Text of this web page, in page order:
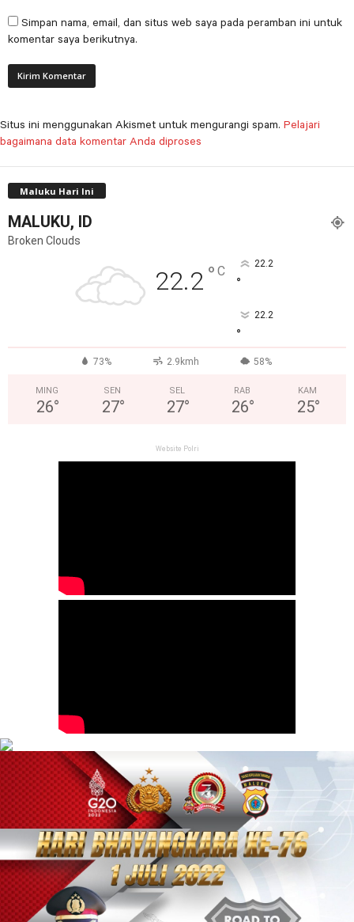
Simpan nama, email, dan situs web saya pada peramban ini untuk
komentar saya berikutnya.
Situs ini menggunakan Akismet untuk mengurangi spam. Pelajari
bagaimana data komentar Anda diproses
Maluku Hari Ini
MALUKU, ID
Broken Clouds
22.2 ° C 22.2
°
22.2
°
73% 2.9kmh 58%
MING
26°
SEN
27°
SEL
27°
RAB
26°
KAM
25°
Website Polri